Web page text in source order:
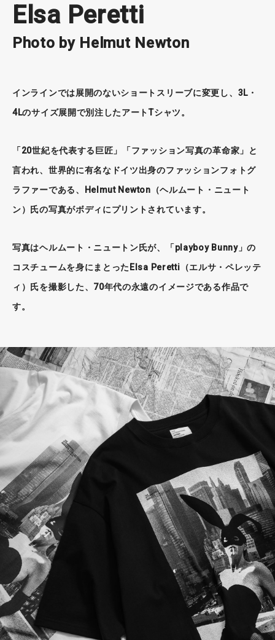
Elsa Peretti
Photo by Helmut Newton
インラインでは展開のないショートスリーブに変更し、3L・
4Lのサイズ展開で別注したアートTシャツ。
「20世紀を代表する巨匠」「ファッション写真の革命家」と
言われ、世界的に有名なドイツ出身のファッションフォトグ
ラファーである、Helmut Newton（ヘルムート・ニュート
ン）氏の写真がボディにプリントされています。
写真はヘルムート・ニュートン氏が、「playboy Bunny」の
コスチュームを身にまとったElsa Peretti（エルサ・ペレッテ
ィ）氏を撮影した、70年代の永遠のイメージである作品で
す。